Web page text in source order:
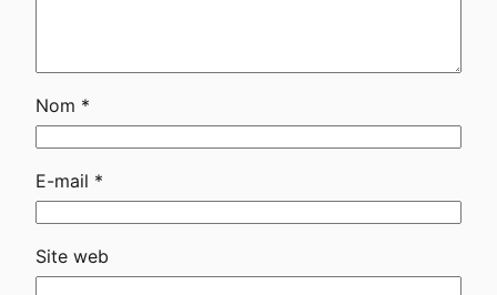
Nom *
E-mail *
Site web